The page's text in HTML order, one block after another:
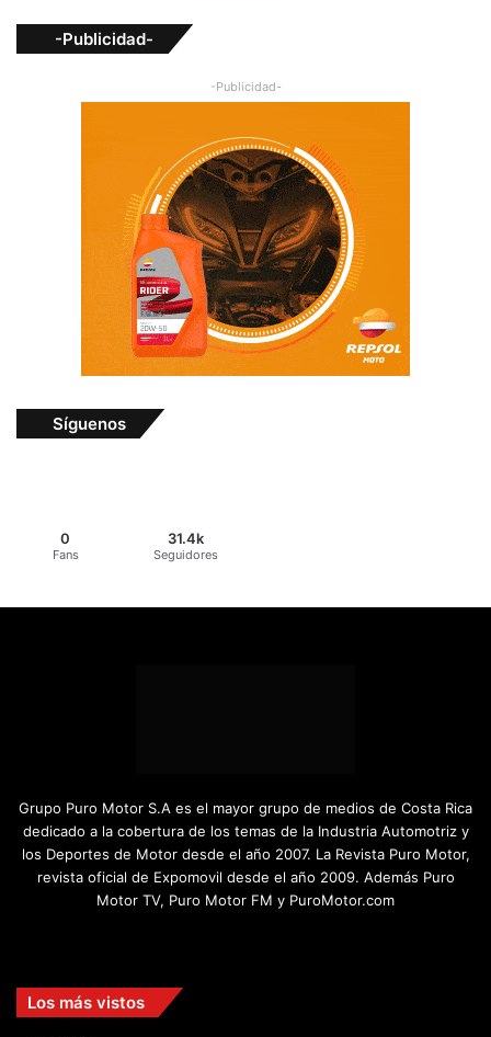
-Publicidad-
-Publicidad-
Síguenos
0
Fans
31.4k
Seguidores
Grupo Puro Motor S.A es el mayor grupo de medios de Costa Rica
dedicado a la cobertura de los temas de la Industria Automotriz y
los Deportes de Motor desde el año 2007. La Revista Puro Motor,
revista oficial de Expomovil desde el año 2009. Además Puro
Motor TV, Puro Motor FM y PuroMotor.com
Los más vistos